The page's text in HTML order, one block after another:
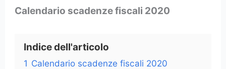
Calendario scadenze fiscali 2020
Indice dell'articolo
1 Calendario scadenze fiscali 2020